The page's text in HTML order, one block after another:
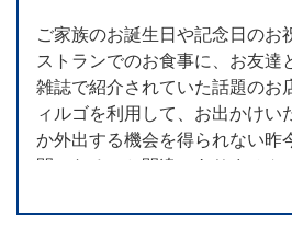
をお使いいただき、いろいろな
くことができます。季節によっ
窓から楽しむドライブもリフレ
になりますね。
もちろん、ご旅行にも対応させ
連携している旅行代理店が手
リー対応宿泊施設への移動や周
ご家族のお誕生日や記念日のお
ストランでのお食事に、お友達
雑誌で紹介されていた話題のお
ィルゴを利用して、お出かけい
か外出する機会を得られない昨
間になること間違いありません。
ご家族がご一緒とはいえ、初め